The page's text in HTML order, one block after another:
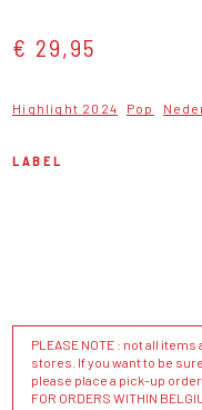
€ 29,95
Highlight 2024 Pop
LABEL
PLEASE NOTE : not all
stores. If you want to be
please place a pick-up order.
FOR ORDERS WITHIN